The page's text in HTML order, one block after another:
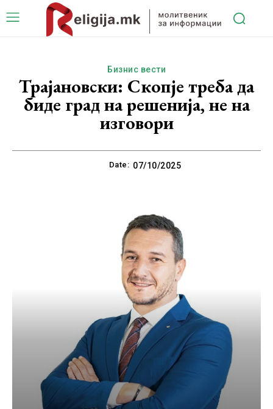
Бизнис вести
Трајановски: Скопје треба да
биде град на решенија, не на
изговори
Date: 07/10/2025